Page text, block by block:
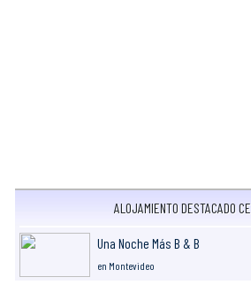
ALOJAMIENTO DESTACADO
Una Noche Más B & B
en Montevideo